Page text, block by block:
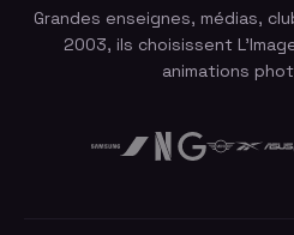
Grandes enseignes, médias,
2003, ils choisissent
animations